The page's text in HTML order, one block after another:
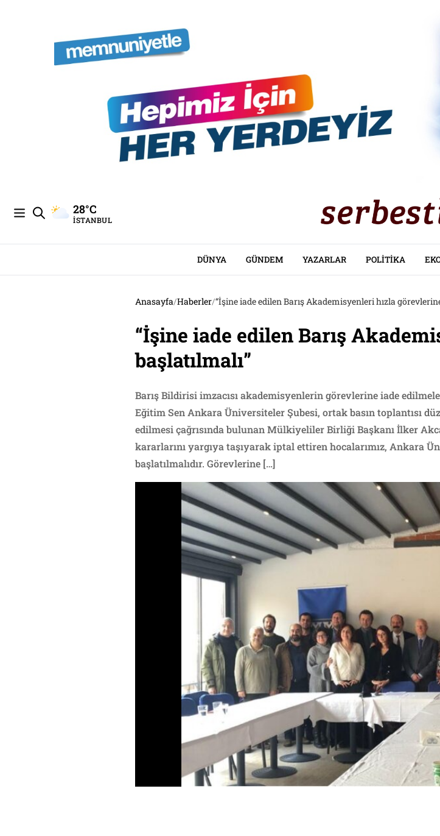
28°C
İSTANBUL
DÜNYA GÜNDEM YAZARLAR POLITIKA
Anasayfa/Haberler/“İşine iade edilen Barış Akademisyenleri hızla
“İşine iade edilen Barış
başlatılmalı”
Barış Bildirisi imzacısı akademisyenlerin görevlerine iade
Eğitim Sen Ankara Üniversiteler Şubesi, ortak basın toplantısı
edilmesi çağrısında bulunan Mülkiyeliler Birliği Başkanı İlker
kararlarını yargıya taşıyarak iptal ettiren hocalarımız, Ankara
başlatılmalıdır. Görevlerine […]